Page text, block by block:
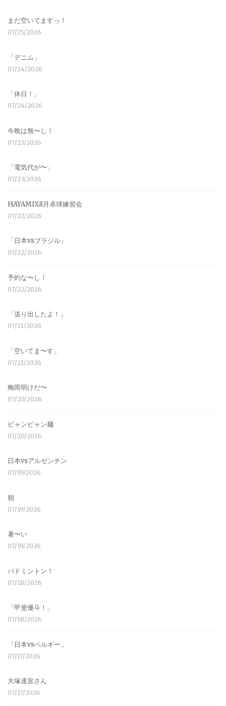
まだ空いてますっ！
07/25/2026
「デニム」
07/24/2026
「休日！」
07/24/2026
今晩は無〜し！
07/23/2026
「電気代が〜」
07/23/2026
HAYAMIX8月卓球練習会
07/22/2026
「日本vsブラジル」
07/22/2026
予約な〜し！
07/22/2026
「送り出したよ！」
07/21/2026
「空いてま〜す」
07/21/2026
梅雨明けだ〜
07/20/2026
ビャンビャン麺
07/20/2026
日本vsアルゼンチン
07/19/2026
朝
07/19/2026
暑〜い
07/19/2026
バドミントン！
07/18/2026
「甲斐優斗！」
07/18/2026
「日本vsベルギー」
07/17/2026
大塚達宣さん
07/17/2026